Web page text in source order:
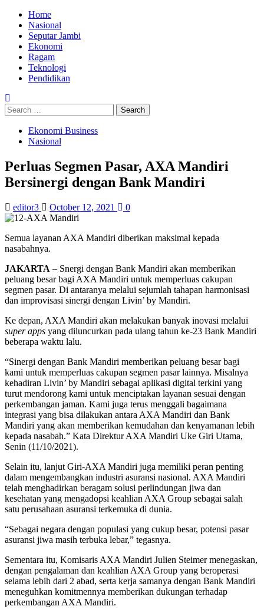
Skip
content
Primary
Menu
Home
Nasional
Seputar Jambi
Ekonomi
Ragam
Teknologi
Pendidikan
Search
for:
Ekonomi Business
Nasional
Perluas Segmen Pasar, AXA Mandiri
Bersinergi dengan Bank Mandiri
editor3 October 12, 2021 0
Semua layanan AXA Mandiri diberikan maksimal kepada
nasabahnya.
JAKARTA – Snergi dengan Bank Mandiri akan memberikan
peluang besar bagi AXA Mandiri untuk memperluas cakupan
segmen pasar. Di antaranya melalui sejumlah tahapan harmonisasi
dan improvisasi sinergi dengan Livin’ by Mandiri.
Ke depan, AXA Mandiri akan melakukan banyak inovasi melalui
super apps yang diluncurkan pada ulang tahun ke-23 Bank Mandiri
beberapa waktu lalu.
“Sinergi dengan Bank Mandiri memberikan peluang besar bagi
kami untuk memperluas cakupan segmen pasar lainnya. Misalnya
kehadiran Livin’ by Mandiri sebagai aplikasi digital terkini yang
turut mendorong kami untuk menciptakan layanan sesuai dengan
perkembangan jaman. Kami juga terus menggali bagaimana
integrasi yang bisa dilakukan antara AXA Mandiri dan Bank
Mandiri yang akan memberikan kemudahan dan kenyamanan lebih
kepada nasabah.” Kata Direktur AXA Mandiri Uke Giri Utama,
Senin (11/10/2021).
Selain itu, lanjut Giri-AXA Mandiri juga memiliki peran penting
dalam mengembangkan industri asuransi nasional. AXA Mandiri
telah menghadirkan beragam solusi perlindungan jiwa dan
kesehatan yang mengadopsi keahlian AXA Group sebagai salah
satu perusahaan asuransi terkemuka di dunia.
“Sebagai negara dengan populasi yang cukup besar, potensi pasar
asuransi jiwa masih terbuka lebar,” tegasnya.
Sementara itu, Komisaris AXA Mandiri Julien Steimer menegaskan,
dengan pengalaman dan keahlian AXA Group yang beroperasi
selama lebih dari 2 abad, serta kerja samanya dengan Bank Mandiri
meneguhkan komitmennya memberikan dukungan terhadap
perkembangan AXA Mandiri.